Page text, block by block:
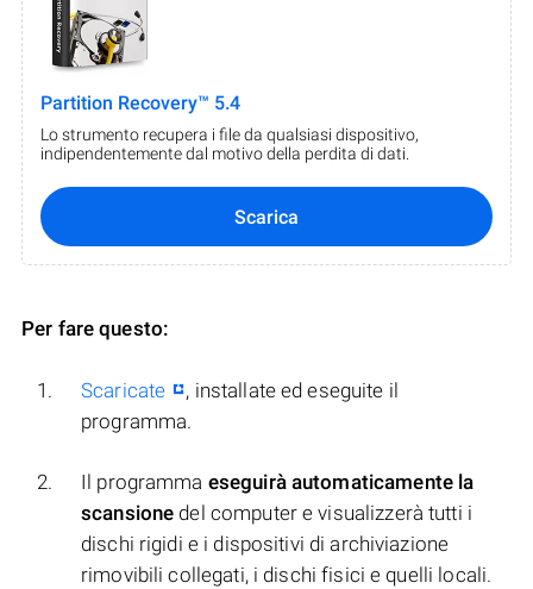
Partition Recovery™ 5.4
Lo strumento recupera i file da qualsiasi dispositivo,
indipendentemente dal motivo della perdita di dati.
Scarica
Per fare questo:
Scaricate
, installate ed eseguite il
programma.
Il programma eseguirà automaticamente la
scansione del computer e visualizzerà tutti i
dischi rigidi e i dispositivi di archiviazione
rimovibili collegati, i dischi fisici e quelli locali.